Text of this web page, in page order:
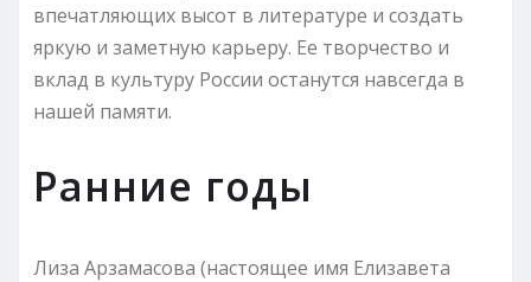
впечатляющих высот в литературе и создать
яркую и заметную карьеру. Ее творчество и
вклад в культуру России останутся навсегда в
нашей памяти.
Ранние годы
Лиза Арзамасова (настоящее имя Елизавета